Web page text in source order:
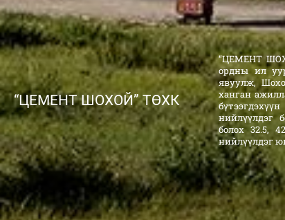
“ЦЕМЕНТ ШОХОЙ” ТӨХК
“ЦЕМЕНТ
ордны ил
явуулж,
ханган
нийлүүлдэг
болох 32.5,
нийлүүлдэг